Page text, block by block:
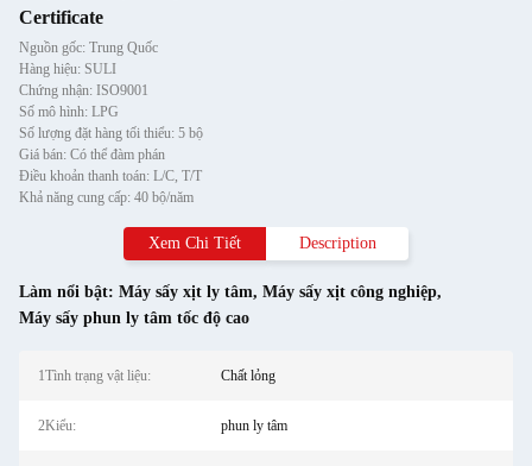
Certificate
Nguồn gốc: Trung Quốc
Hàng hiệu: SULI
Chứng nhận: ISO9001
Số mô hình: LPG
Số lượng đặt hàng tối thiểu: 5 bộ
Giá bán: Có thể đàm phán
Điều khoản thanh toán: L/C, T/T
Khả năng cung cấp: 40 bộ/năm
Xem Chi Tiết Description
Làm nổi bật: Máy sấy xịt ly tâm, Máy sấy xịt công nghiệp,
Máy sấy phun ly tâm tốc độ cao
1Tình trạng vật liệu: Chất lỏng
2Kiểu: phun ly tâm